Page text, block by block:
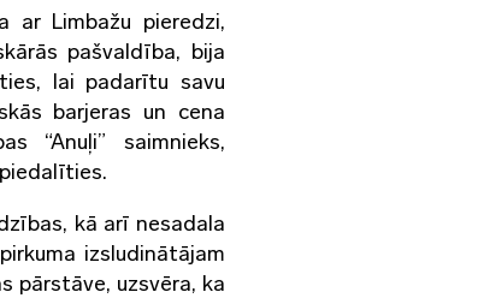
ar Limbažu pieredzi,
pašvaldība, bija
lai padarītu savu
barjeras un cena
“Anuļi” saimnieks,
kā arī nesadala
izsludinātājam
pārstāve, uzsvēra, ka